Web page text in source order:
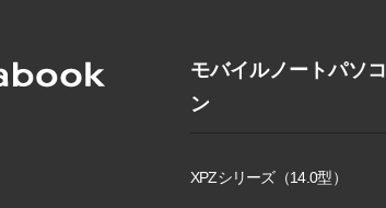
モバイルノートパソコ
ン
XPZシリーズ（14.0型）